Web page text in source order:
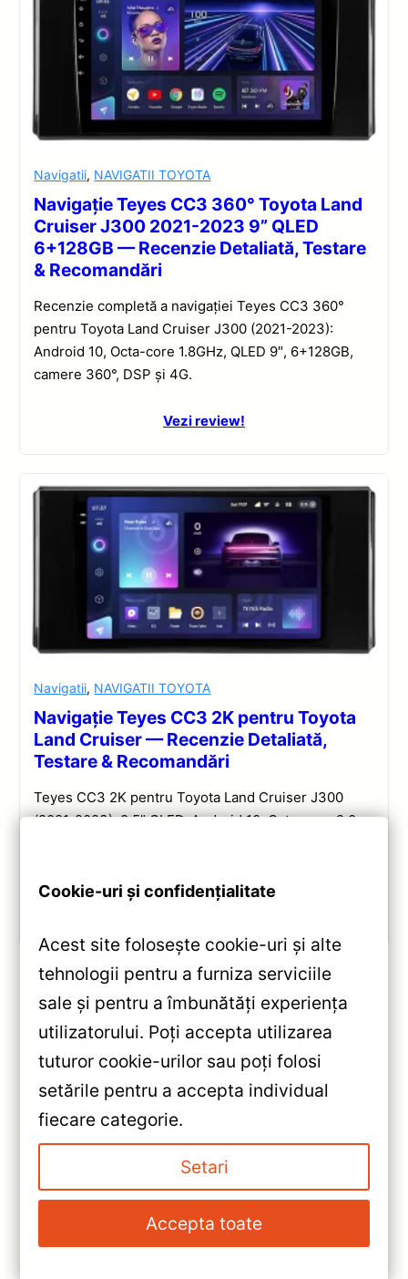
Navigatii, NAVIGATII TOYOTA
Navigație Teyes CC3 360° Toyota Land
Cruiser J300 2021-2023 9” QLED
6+128GB — Recenzie Detaliată, Testare
& Recomandări
Recenzie completă a navigației Teyes CC3 360°
pentru Toyota Land Cruiser J300 (2021-2023):
Android 10, Octa-core 1.8GHz, QLED 9″, 6+128GB,
camere 360°, DSP și 4G.
Vezi review!
Navigatii, NAVIGATII TOYOTA
Navigație Teyes CC3 2K pentru Toyota
Land Cruiser — Recenzie Detaliată,
Testare & Recomandări
Teyes CC3 2K pentru Toyota Land Cruiser J300
(2021-2023): 9.5” QLED, Android 10, Octa-core 2.0
«Navigație Teyes Lux One 360 –
Caracteristici, Păreri & Preț
Actualizat
Navigatie Auto Teyes Lux One
360° Volkswagen Passat B6
2005-2010 — Caracteristici,
Păreri & Preț Actualizat
Cookie-uri și confidențialitate
Acest site folosește cookie-uri și alte
tehnologii pentru a furniza serviciile
sale și pentru a îmbunătăți experiența
utilizatorului. Poți accepta utilizarea
tuturor cookie-urilor sau poți folosi
setările pentru a accepta individual
fiecare categorie.
Setari
Accepta toate